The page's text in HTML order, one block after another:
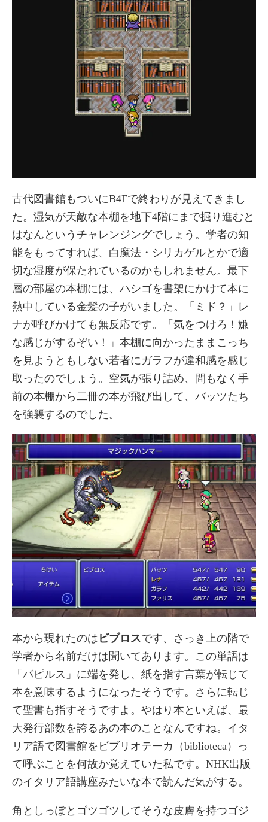
古代図書館もついにB4Fで終わりが見えてきまし
た。湿気が天敵な本棚を地下4階にまで掘り進むと
はなんというチャレンジングでしょう。学者の知
能をもってすれば、白魔法・シリカゲルとかで適
切な湿度が保たれているのかもしれません。最下
層の部屋の本棚には、ハシゴを書架にかけて本に
熱中している金髪の子がいました。「ミド？」レ
ナが呼びかけても無反応です。「気をつけろ！嫌
な感じがするぞい！」本棚に向かったままこっち
を見ようともしない若者にガラフが違和感を感じ
取ったのでしょう。空気が張り詰め、間もなく手
前の本棚から二冊の本が飛び出して、バッツたち
を強襲するのでした。
本から現れたのは ビブロスです、さっき上の階で
学者から名前だけは聞いてあります。この単語は
「パピルス」に端を発し、紙を指す言葉が転じて
本を意味するようになったそうです。さらに転じ
て聖書も指すそうですよ。やはり本といえば、最
大発行部数を誇るあの本のことなんですね。イタ
リア語で図書館をビブリオテーカ（biblioteca）っ
て呼ぶことを何故か覚えていた私です。NHK出版
のイタリア語講座みたいな本で読んだ気がする。
角としっぽとゴツゴツしてそうな皮膚を持つゴジ